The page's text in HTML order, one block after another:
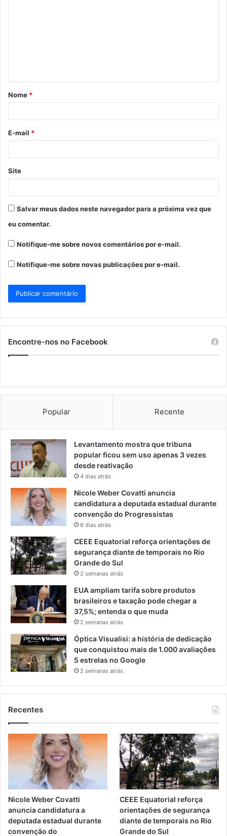
á
r
*
Nome *
E-mail *
Site
Salvar meus dados neste navegador para a próxima vez que
eu comentar.
Notifique-me sobre novos comentários por e-mail.
Notifique-me sobre novas publicações por e-mail.
Encontre-nos no Facebook
Popular Recente
Levantamento mostra que tribuna
popular ficou sem uso apenas 3 vezes
desde reativação
4 dias atrás
Nicole Weber Covatti anuncia
candidatura a deputada estadual durante
convenção do Progressistas
6 dias atrás
CEEE Equatorial reforça orientações de
segurança diante de temporais no Rio
Grande do Sul
2 semanas atrás
EUA ampliam tarifa sobre produtos
brasileiros e taxação pode chegar a
37,5%; entenda o que muda
2 semanas atrás
Óptica Visualisi: a história de dedicação
que conquistou mais de 1.000 avaliações
5 estrelas no Google
2 semanas atrás
Recentes
Nicole Weber Covatti
anuncia candidatura a
deputada estadual durante
convenção do
CEEE Equatorial reforça
orientações de segurança
diante de temporais no Rio
Grande do Sul